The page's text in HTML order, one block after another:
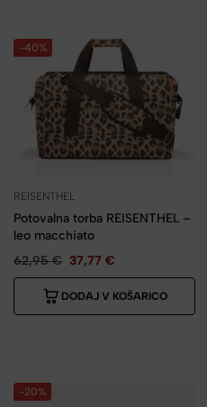
-40%
REISENTHEL
Potovalna torba REISENTHEL –
leo macchiato
62,95€ 37,77 €
DODAJ V KOŠARICO
-20%